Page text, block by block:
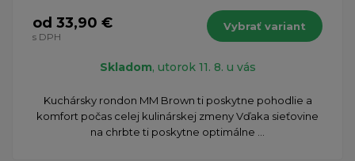
od 33,90 €
s DPH
Vybrať variant
Skladom, utorok 11. 8. u vás
​Kuchársky rondon MM Brown ti poskytne pohodlie a
komfort počas celej kulinárskej zmeny Vďaka sieťovine
na chrbte ti poskytne optimálne ...